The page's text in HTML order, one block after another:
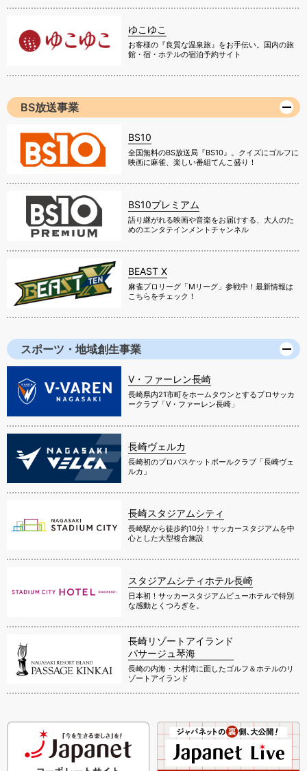
ゆこゆこ
お客様の『良質な温泉旅』をお手伝い。国内の旅
館・宿・ホテルの宿泊予約サイト
BS放送事業
BS10
全国無料のBS放送局『BS10』。クイズにゴルフに
映画に麻雀、楽しい番組てんこ盛り！
BS10プレミアム
語り継がれる映画や音楽をお届けする、大人のた
めのエンタテインメントチャンネル
BEAST X
麻雀プロリーグ「Mリーグ」参戦中！最新情報は
こちらをチェック！
スポーツ・地域創生事業
V・ファーレン長崎
長崎県内21市町をホームタウンとするプロサッカ
ークラブ「V・ファーレン長崎」
長崎ヴェルカ
長崎初のプロバスケットボールクラブ「長崎ヴェ
ルカ」
長崎スタジアムシティ
長崎駅から徒歩約10分！サッカースタジアムを中
心とした大型複合施設
スタジアムシティホテル長崎
日本初！サッカースタジアムビューホテルで特別
な感動とくつろぎを。
長崎リゾートアイランド
パサージュ琴海
長崎の内海・大村湾に面したゴルフ＆ホテルのリ
ゾートアイランド